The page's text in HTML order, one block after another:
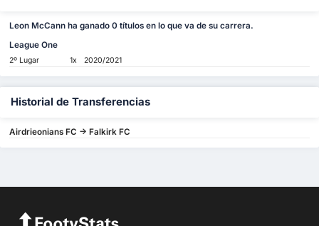
Leon McCann ha ganado 0 títulos en lo que va de su carrera.
League One
2º Lugar 1x 2020/2021
Historial de Transferencias
Airdrieonians FC -> Falkirk FC